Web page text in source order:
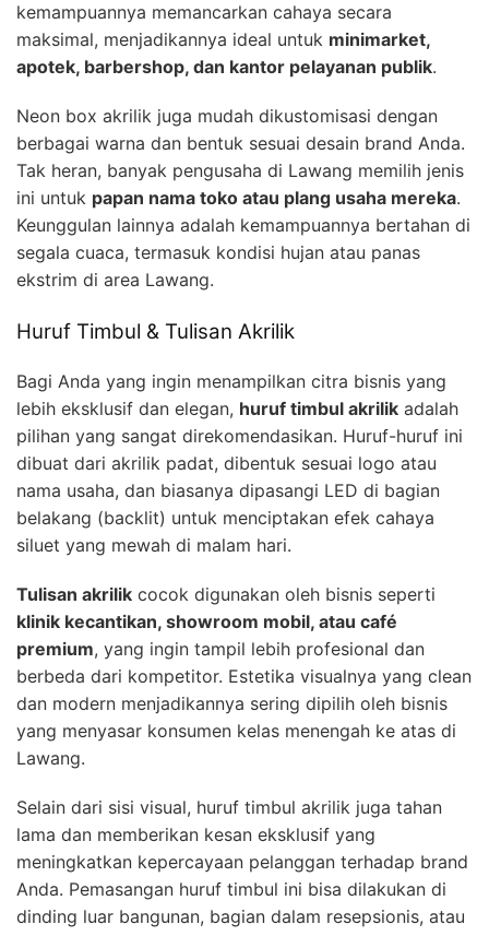
kemampuannya memancarkan cahaya secara
maksimal, menjadikannya ideal untuk minimarket,
apotek, barbershop, dan kantor pelayanan publik.
Neon box akrilik juga mudah dikustomisasi dengan
berbagai warna dan bentuk sesuai desain brand Anda.
Tak heran, banyak pengusaha di Lawang memilih jenis
ini untuk papan nama toko atau plang usaha mereka.
Keunggulan lainnya adalah kemampuannya bertahan di
segala cuaca, termasuk kondisi hujan atau panas
ekstrim di area Lawang.
Huruf Timbul & Tulisan Akrilik
Bagi Anda yang ingin menampilkan citra bisnis yang
lebih eksklusif dan elegan, huruf timbul akrilik adalah
pilihan yang sangat direkomendasikan. Huruf-huruf ini
dibuat dari akrilik padat, dibentuk sesuai logo atau
nama usaha, dan biasanya dipasangi LED di bagian
belakang (backlit) untuk menciptakan efek cahaya
siluet yang mewah di malam hari.
Tulisan akrilik cocok digunakan oleh bisnis seperti
klinik kecantikan, showroom mobil, atau café
premium, yang ingin tampil lebih profesional dan
berbeda dari kompetitor. Estetika visualnya yang clean
dan modern menjadikannya sering dipilih oleh bisnis
yang menyasar konsumen kelas menengah ke atas di
Lawang.
Selain dari sisi visual, huruf timbul akrilik juga tahan
lama dan memberikan kesan eksklusif yang
meningkatkan kepercayaan pelanggan terhadap brand
Anda. Pemasangan huruf timbul ini bisa dilakukan di
dinding luar bangunan, bagian dalam resepsionis, atau